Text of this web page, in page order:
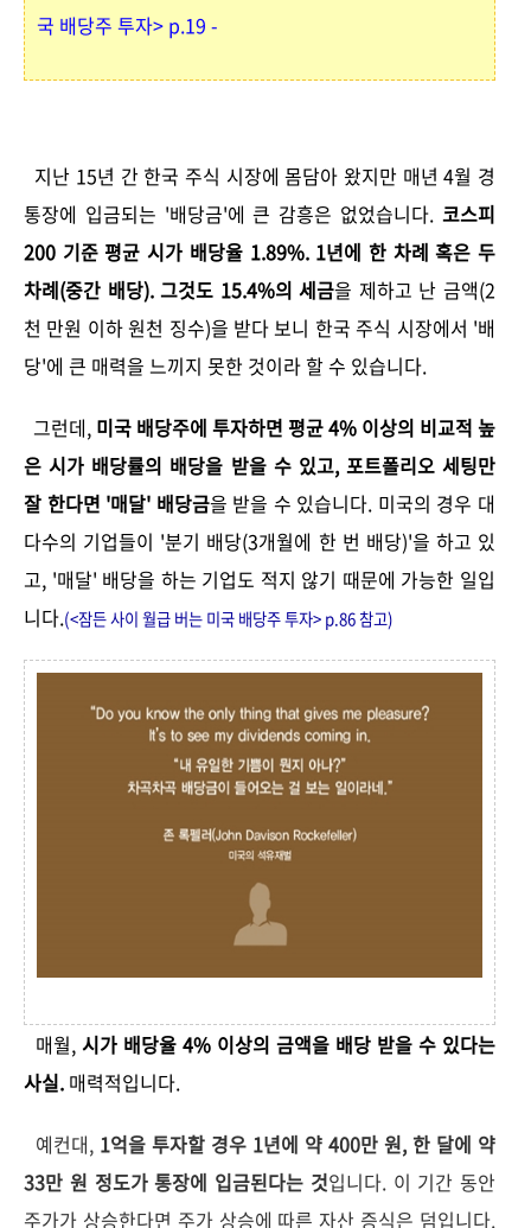
국 배당주 투자> p.19 -
지난 15년 간 한국 주식 시장에 몸담아 왔지만 매년 4월 경
통장에 입금되는 '배당금'에 큰 감흥은 없었습니다. 코스피
200 기준 평균 시가 배당율 1.89%. 1년에 한 차례 혹은 두
차례(중간 배당). 그것도 15.4%의 세금을 제하고 난 금액(2
천 만원 이하 원천 징수)을 받다 보니 한국 주식 시장에서 '배
당'에 큰 매력을 느끼지 못한 것이라 할 수 있습니다.
그런데, 미국 배당주에 투자하면 평균 4% 이상의 비교적 높
은 시가 배당률의 배당을 받을 수 있고, 포트폴리오 세팅만
잘 한다면 '매달' 배당금을 받을 수 있습니다. 미국의 경우 대
다수의 기업들이 '분기 배당(3개월에 한 번 배당)'을 하고 있
고, '매달' 배당을 하는 기업도 적지 않기 때문에 가능한 일입
니다.(<잠든 사이 월급 버는 미국 배당주 투자> p.86 참고)
매월, 시가 배당율 4% 이상의 금액을 배당 받을 수 있다는
사실. 매력적입니다.
예컨대, 1억을 투자할 경우 1년에 약 400만 원, 한 달에 약
33만 원 정도가 통장에 입금된다는 것입니다. 이 기간 동안
주가가 상승한다면 주가 상승에 따른 자산 증식은 덤입니다.